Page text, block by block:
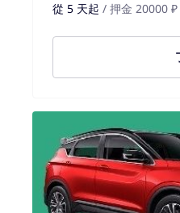
從 5 天起 / 押金 20000 ₽